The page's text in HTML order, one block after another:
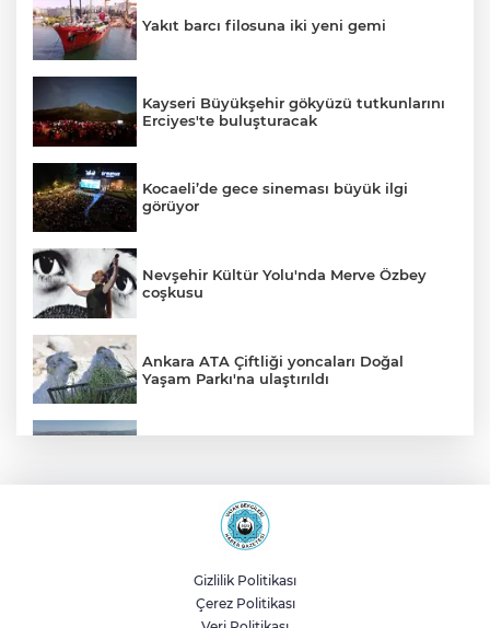
Yakıt barcı filosuna iki yeni gemi
Kayseri Büyükşehir gökyüzü tutkunlarını
Erciyes'te buluşturacak
Kocaeli’de gece sineması büyük ilgi
görüyor
Nevşehir Kültür Yolu'nda Merve Özbey
coşkusu
Ankara ATA Çiftliği yoncaları Doğal
Yaşam Parkı'na ulaştırıldı
Sakarya Akyazı’da altyapı hattı için saha
çalışmaları başladı
Genel Sekreter Dr. Baraçlı’dan Gölcük’teki
Gizlilik Politikası
Çerez Politikası